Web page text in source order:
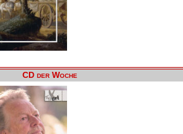
CD der Woche